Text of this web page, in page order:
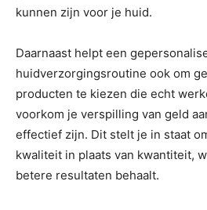
kunnen zijn voor je huid.
Daarnaast helpt een
huidverzorgingsroutine ook om
producten te kiezen die echt
voorkom je verspilling van geld
effectief zijn. Dit stelt je in staat
kwaliteit in plaats van kwantiteit,
betere resultaten behaalt.